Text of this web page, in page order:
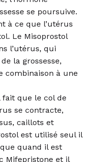
se poursuive.
à ce que l’utérus
Le Misoprostol
l’utérus, qui
la grossesse,
combinaison à une
fait que le col de
se contracte,
caillots et
est utilisé seul il
que quand il est
Mifepristone et il